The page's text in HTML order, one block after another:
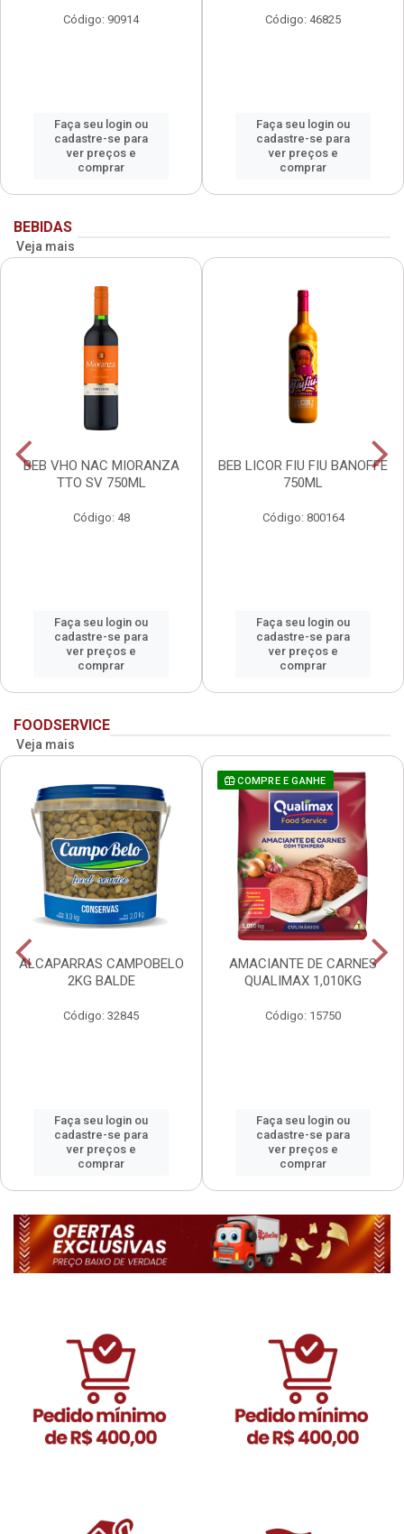
Código: 90914
Faça seu login ou
cadastre-se para
ver preços e
comprar
Código: 46825
Faça seu login ou
cadastre-se para
ver preços e
comprar
BEBIDAS
Veja mais
BEB VHO NAC MIORANZA
TTO SV 750ML
Código: 48
Faça seu login ou
cadastre-se para
ver preços e
comprar
BEB LICOR FIU FIU BANOFFE
750ML
Código: 800164
Faça seu login ou
cadastre-se para
ver preços e
comprar
FOODSERVICE
Veja mais
ALCAPARRAS CAMPOBELO
2KG BALDE
Código: 32845
Faça seu login ou
cadastre-se para
ver preços e
comprar
COMPRE E GANHE
AMACIANTE DE CARNES
QUALIMAX 1,010KG
Código: 15750
Faça seu login ou
cadastre-se para
ver preços e
comprar